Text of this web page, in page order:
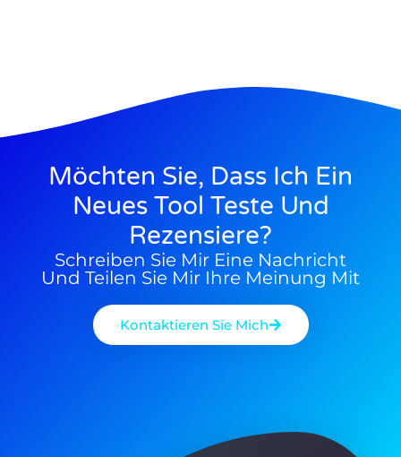
Möchten Sie, Dass Ich Ein
Neues Tool Teste Und
Rezensiere?
Schreiben Sie Mir Eine Nachricht
Und Teilen Sie Mir Ihre Meinung Mit
Kontaktieren Sie Mich